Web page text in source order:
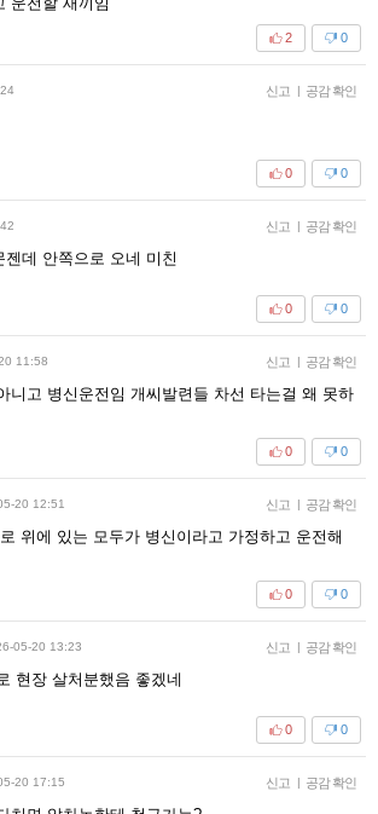
0
2
신고 | 공감 확인
0
0
신고 | 공감 확인
데 안쪽으로 오네 미친
0
0
11:58 신고 | 공감 확인
니고 병신운전임 개씨발련들 차선 타는걸 왜 못하
0
0
20 12:51 신고 | 공감 확인
위에 있는 모두가 병신이라고 가정하고 운전해
0
0
05-20 13:23 신고 | 공감 확인
현장 살처분했음 좋겠네
0
0
20 17:15 신고 | 공감 확인